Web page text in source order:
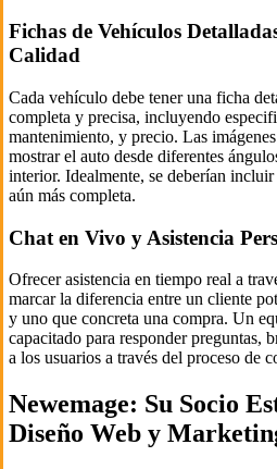
Fichas de Vehículos
Calidad
Cada vehículo debe tener una ficha
completa y precisa, incluyendo
mantenimiento, y precio. Las
mostrar el auto desde diferentes
interior. Idealmente, se deberían
aún más completa.
Chat en Vivo y Asistencia
Ofrecer asistencia en tiempo real a
marcar la diferencia entre un cliente
y uno que concreta una compra. Un
capacitado para responder preguntas,
a los usuarios a través del proceso de
Newemage: Su Socio
Diseño Web y